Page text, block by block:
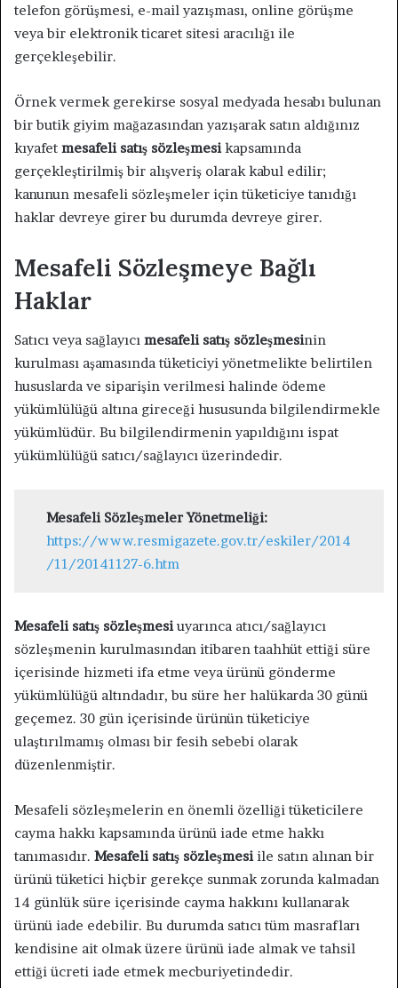
telefon görüşmesi, e-mail yazışması, online görüşme
veya bir elektronik ticaret sitesi aracılığı ile
gerçekleşebilir.
Örnek vermek gerekirse sosyal medyada hesabı bulunan
bir butik giyim mağazasından yazışarak satın aldığınız
kıyafet mesafeli satış sözleşmesikapsamında
gerçekleştirilmiş bir alışveriş olarak kabul edilir;
kanunun mesafeli sözleşmeler için tüketiciye tanıdığı
haklar devreye girer bu durumda devreye girer.
Mesafeli Sözleşmeye Bağlı
Haklar
Satıcı veya sağlayıcı mesafeli satış sözleşmesinin
kurulması aşamasında tüketiciyi yönetmelikte belirtilen
hususlarda ve siparişin verilmesi halinde ödeme
yükümlülüğü altına gireceği hususunda bilgilendirmekle
yükümlüdür. Bu bilgilendirmenin yapıldığını ispat
yükümlülüğü satıcı/sağlayıcı üzerindedir.
Mesafeli Sözleşmeler Yönetmeliği:
https://www.resmigazete.gov.tr/eskiler/2014
/11/20141127-6.htm
Mesafeli satış sözleşmesiuyarınca atıcı/sağlayıcı
sözleşmenin kurulmasından itibaren taahhüt ettiği süre
içerisinde hizmeti ifa etme veya ürünü gönderme
yükümlülüğü altındadır, bu süre her halükarda 30 günü
geçemez. 30 gün içerisinde ürünün tüketiciye
ulaştırılmamış olması bir fesih sebebi olarak
düzenlenmiştir.
Mesafeli sözleşmelerin en önemli özelliği tüketicilere
cayma hakkı kapsamında ürünü iade etme hakkı
tanımasıdır. Mesafeli satış sözleşmesiile satın alınan bir
ürünü tüketici hiçbir gerekçe sunmak zorunda kalmadan
14 günlük süre içerisinde cayma hakkını kullanarak
ürünü iade edebilir. Bu durumda satıcı tüm masrafları
kendisine ait olmak üzere ürünü iade almak ve tahsil
ettiği ücreti iade etmek mecburiyetindedir.